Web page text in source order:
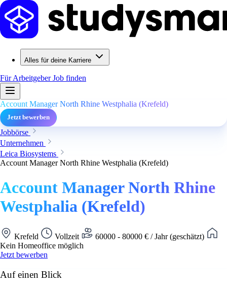
Alles für deine Karriere
Für ArbeitgeberJob finden
Account Manager North Rhine Westphalia (Krefeld)
Jetzt bewerben
Jobbörse
Unternehmen
Leica Biosystems
Account Manager North Rhine Westphalia (Krefeld)
Account Manager North Rhine
Westphalia (Krefeld)
Krefeld Vollzeit
60000 - 80000 € / Jahr (geschätzt)
Kein Homeoffice möglich
Jetzt bewerben
Auf einen Blick